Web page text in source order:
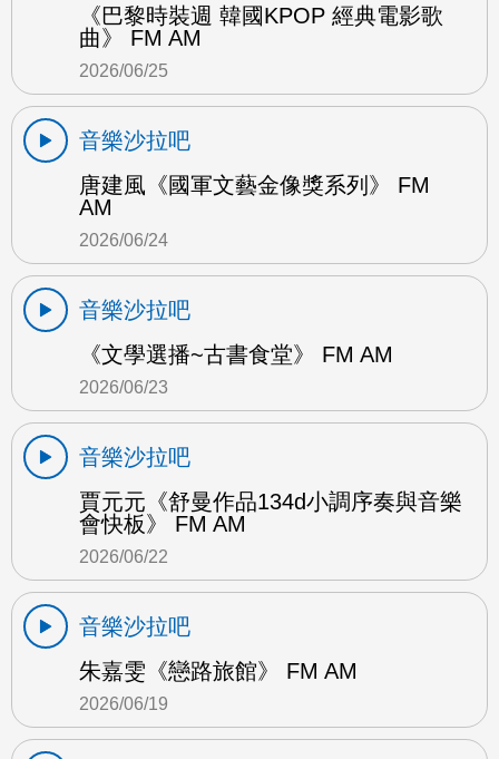
《巴黎時裝週 韓國KPOP 經典電影歌
曲》 FM AM
2026/06/25
音樂沙拉吧
唐建風《國軍文藝金像獎系列》 FM
AM
2026/06/24
音樂沙拉吧
《文學選播~古書食堂》 FM AM
2026/06/23
音樂沙拉吧
賈元元《舒曼作品134d小調序奏與音樂
會快板》 FM AM
2026/06/22
音樂沙拉吧
朱嘉雯《戀路旅館》 FM AM
2026/06/19